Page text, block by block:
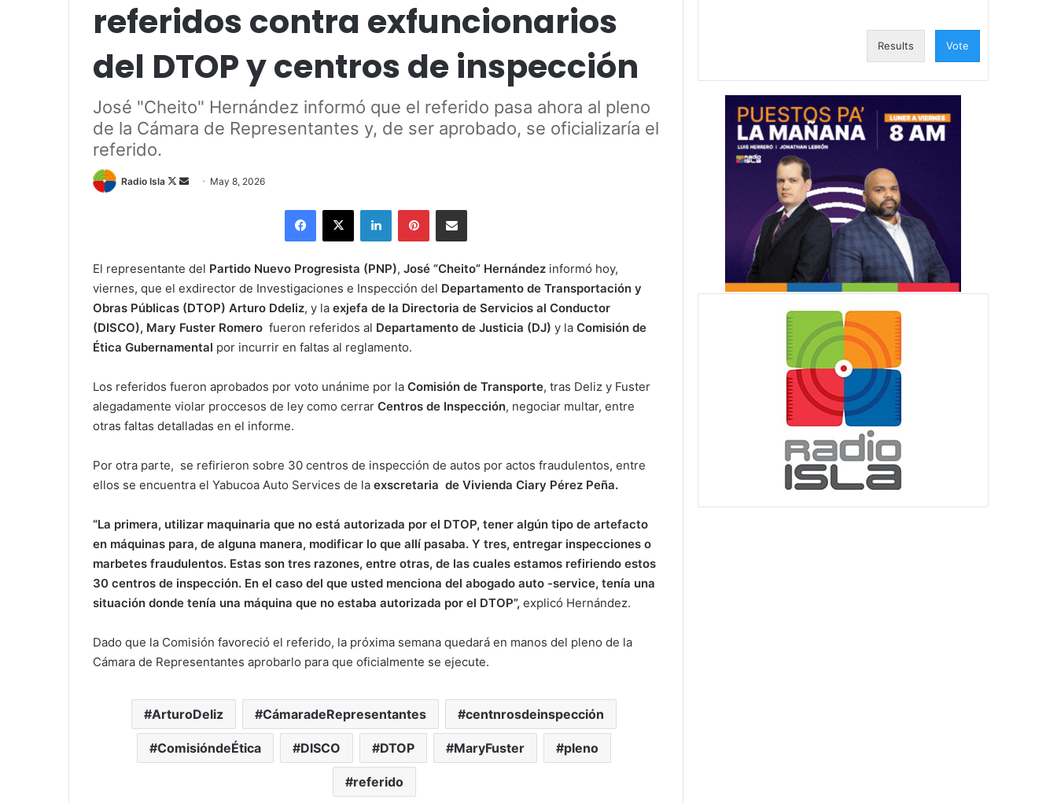
referidos contra exfuncionarios
del DTOP y centros de inspección
José "Cheito" Hernández informó que el referido pasa ahora al pleno
de la Cámara de Representantes y, de ser aprobado, se oficializaría el
referido.
Radio Isla
Follow
Send May 8, 2026
Facebook
X LinkedInPinterestShare via Email
El representante del Partido Nuevo Progresista (PNP), José “Cheito” Hernández informó hoy,
viernes, que el exdirector de Investigaciones e Inspección del Departamento de Transportación y
Obras Públicas (DTOP) Arturo Ddeliz, y la exjefa de la Directoria de Servicios al Conductor
(DISCO), Mary Fuster Romero fueron referidos al Departamento de Justicia (DJ) y la Comisión de
Ética Gubernamental por incurrir en faltas al reglamento.
Los referidos fueron aprobados por voto unánime por la Comisión de Transporte, tras Deliz y Fuster
alegadamente violar proccesos de ley como cerrar Centros de Inspección, negociar multar, entre
otras faltas detalladas en el informe.
Por otra parte, se refirieron sobre 30 centros de inspección de autos por actos fraudulentos, entre
ellos se encuentra el Yabucoa Auto Services de la exscretaria de Vivienda Ciary Pérez Peña.
“La primera, utilizar maquinaria que no está autorizada por el DTOP, tener algún tipo de artefacto
en máquinas para, de alguna manera, modificar lo que allí pasaba. Y tres, entregar inspecciones o
marbetes fraudulentos. Estas son tres razones, entre otras, de las cuales estamos refiriendo estos
30 centros de inspección. En el caso del que usted menciona del abogado auto -service, tenía una
situación donde tenía una máquina que no estaba autorizada por el DTOP”, explicó Hernández.
Dado que la Comisión favoreció el referido, la próxima semana quedará en manos del pleno de la
Cámara de Representantes aprobarlo para que oficialmente se ejecute.
ArturoDeliz CámaradeRepresentantes centnrosdeinspección
ComisióndeÉtica DISCO DTOP MaryFuster pleno
referido
Results Vote